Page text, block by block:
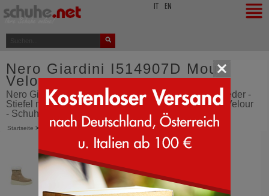
EN
Nero Giardini I514907D Mou
Velour
Nero Giardini I514907D, Damenstiefelette aus Wildleder -
Stiefel mit Fellfutter - Nero Giardini I514907D - Mou Velour
- Schuhe - aus Italien bestellen - SCHUHE.net
Startseite > Nero Giardini >I514907D>Mou Velour